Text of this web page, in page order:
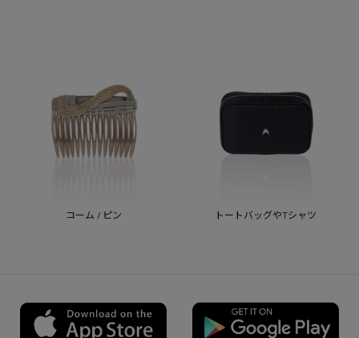
コーム / ピン トートバッグやTシャツ